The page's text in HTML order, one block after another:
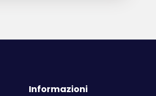
Informazioni